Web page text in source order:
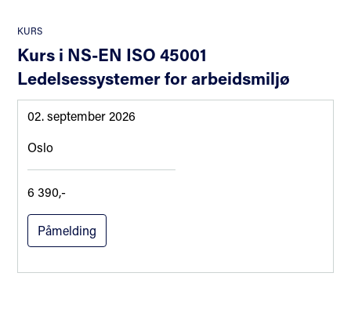
KURS
Kurs i NS-EN ISO 45001
Ledelsessystemer for arbeidsmiljø
02. september 2026
Oslo
6 390,-
Påmelding